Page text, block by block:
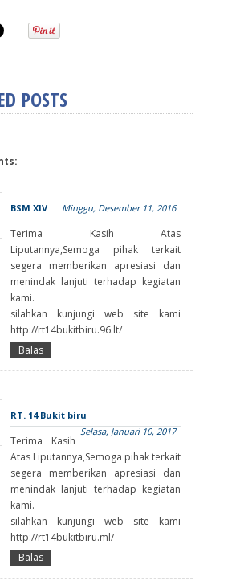
POSTS
BSM XIV Minggu, Desember 11, 2016
Terima Kasih Atas
Liputannya,Semoga pihak terkait
segera memberikan apresiasi dan
menindak lanjuti terhadap kegiatan
kami.
silahkan kunjungi web site kami
http://rt14bukitbiru.96.lt/
Balas
RT. 14 Bukit biru
Selasa, Januari 10, 2017
Terima Kasih
Atas Liputannya,Semoga pihak terkait
segera memberikan apresiasi dan
menindak lanjuti terhadap kegiatan
kami.
silahkan kunjungi web site kami
http://rt14bukitbiru.ml/
Balas